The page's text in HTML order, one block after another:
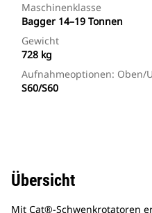
Maschinenklasse
Bagger 14–19 Tonnen
Gewicht
728 kg
Aufnahmeoptionen: Oben/
S60/S60
Übersicht
Mit Cat®-Schwenkrotatoren